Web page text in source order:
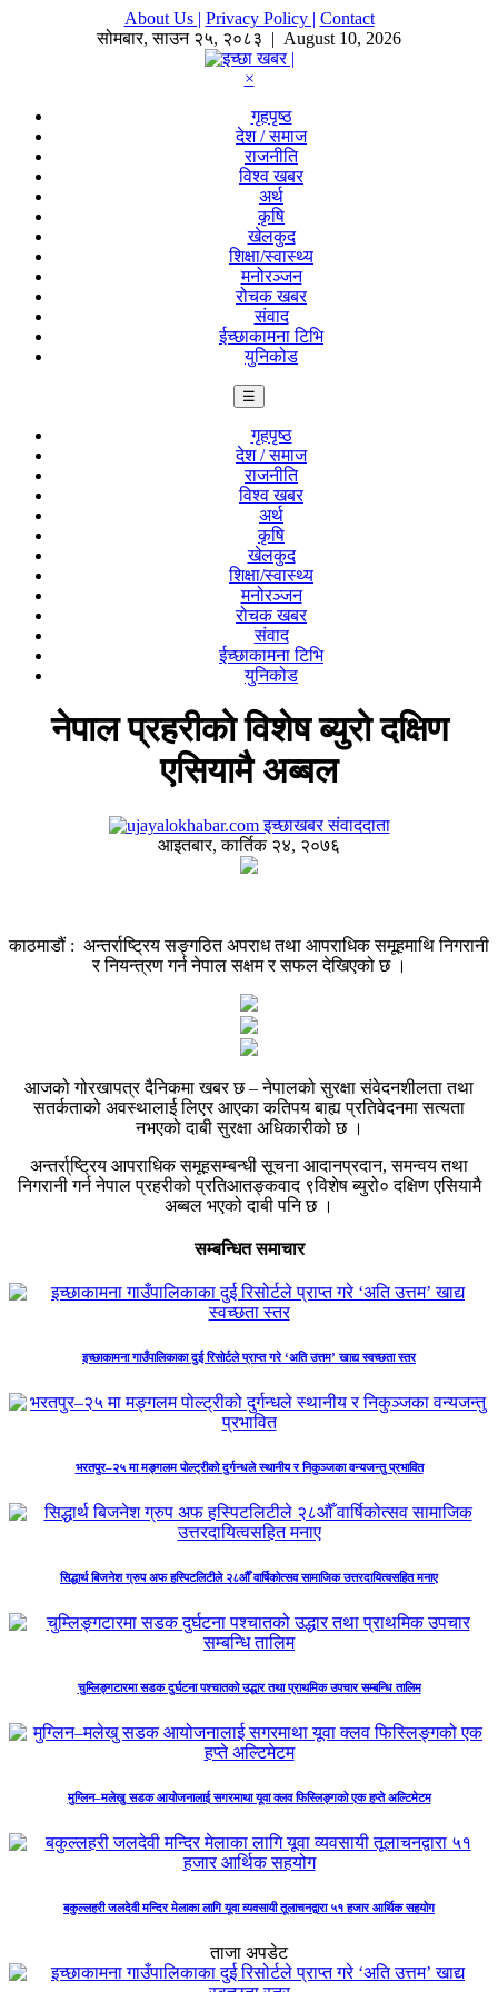
About Us | Privacy Policy | Contact
सोमबार,साउन २५, २०८३ | August 10, 2026
×
गृहपृष्ठ
देश / समाज
राजनीति
विश्व खबर
अर्थ
कृषि
खेलकुद
शिक्षा/स्वास्थ्य
मनोरञ्जन
रोचक खबर
संवाद
ईच्छाकामना टिभि
युनिकोड
☰
गृहपृष्ठ
देश / समाज
राजनीति
विश्व खबर
अर्थ
कृषि
खेलकुद
शिक्षा/स्वास्थ्य
मनोरञ्जन
रोचक खबर
संवाद
ईच्छाकामना टिभि
युनिकोड
नेपाल प्रहरीको विशेष ब्युरो दक्षिण
एसियामै अब्बल
इच्छाखबर संवाददाता
आइतबार, कार्तिक २४, २०७६
काठमाडौं : अन्तर्राष्ट्रिय सङ्गठित अपराध तथा आपराधिक समूहमाथि निगरानी
र नियन्त्रण गर्न नेपाल सक्षम र सफल देखिएको छ ।
आजको गोरखापत्र दैनिकमा खबर छ – नेपालको सुरक्षा संवेदनशीलता तथा
सतर्कताको अवस्थालाई लिएर आएका कतिपय बाह्य प्रतिवेदनमा सत्यता
नभएको दाबी सुरक्षा अधिकारीको छ ।
अन्तर्रा्ष्ट्रिय आपराधिक समूहसम्बन्धी सूचना आदानप्रदान, समन्वय तथा
निगरानी गर्न नेपाल प्रहरीको प्रतिआतङ्कवाद ९विशेष ब्युरो० दक्षिण एसियामै
अब्बल भएको दाबी पनि छ ।
सम्बन्धित समाचार
इच्छाकामना गाउँपालिकाका दुई रिसोर्टले प्राप्त गरे ‘अति उत्तम’ खाद्य स्वच्छता स्तर
भरतपुर–२५ मा मङ्गलम पोल्ट्रीको दुर्गन्धले स्थानीय र निकुञ्जका वन्यजन्तु प्रभावित
सिद्धार्थ बिजनेश ग्रुप अफ हस्पिटलिटीले २८औँ वार्षिकोत्सव सामाजिक उत्तरदायित्वसहित मनाए
चुम्लिङ्गटारमा सडक दुर्घटना पश्चातको उद्धार तथा प्राथमिक उपचार सम्बन्धि तालिम
मुग्लिन–मलेखु सडक आयोजनालाई सगरमाथा यूवा क्लव फिस्लिङ्गको एक हप्ते अल्टिमेटम
बकुल्लहरी जलदेवी मन्दिर मेलाका लागि यूवा व्यवसायी तूलाचनद्वारा ५१ हजार आर्थिक सहयोग
ताजा अपडेट